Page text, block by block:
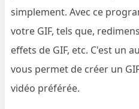
simplement. Avec ce
votre GIF, tels que,
effets de GIF, etc. C'est un
vous permet de créer un
vidéo préférée.